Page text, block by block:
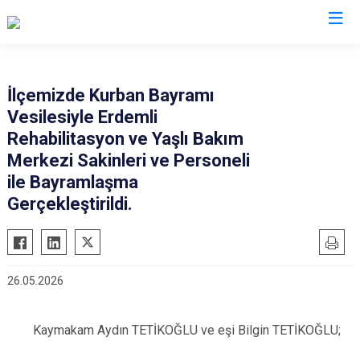
Anamur
Aydıncık
Bozyazı
Çamlıyayla
Erdemli
Gülnar
Mut
İlçemizde Kurban Bayramı
Vesilesiyle Erdemli
Rehabilitasyon ve Yaşlı Bakım
Merkezi Sakinleri ve Personeli
ile Bayramlaşma
Gerçekleştirildi.
26.05.2026
Kaymakam Aydın TETİKOĞLU ve eşi Bilgin TETİKOĞLU;